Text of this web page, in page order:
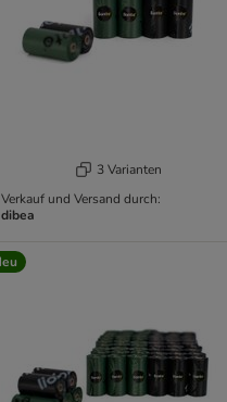
3 Varianten
Verkauf und Versand durch:
dibea